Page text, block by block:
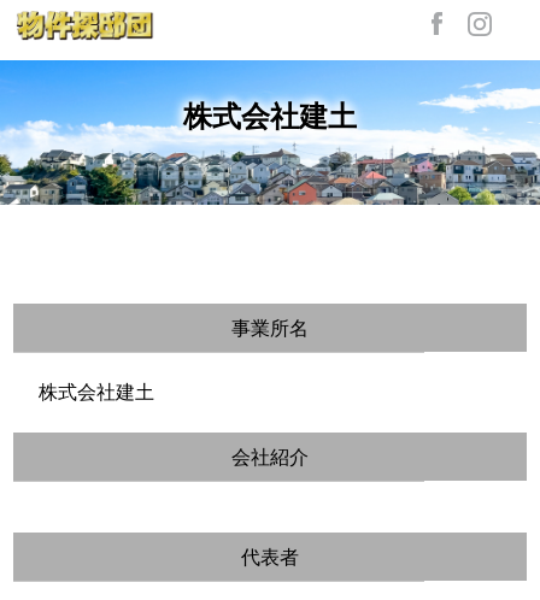
株式会社建土
事業所名
株式会社建土
会社紹介
代表者